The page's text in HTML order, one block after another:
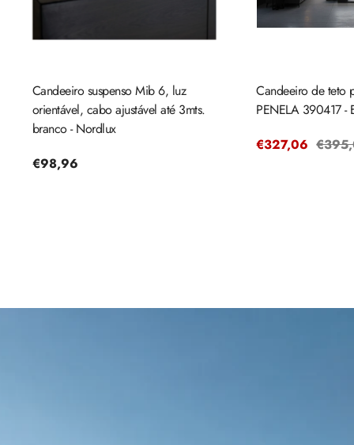
Candeeiro suspenso Mib 6, luz
orientável, cabo ajustável até 3mts.
branco - Nordlux
Preço
€98,96
Candeeiro de teto
PENELA 390417 -
Preço
€327,06 Preço